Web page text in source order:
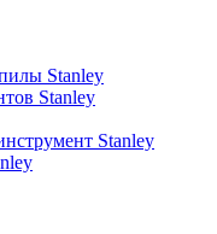
Stanley
Stanley
Stanley